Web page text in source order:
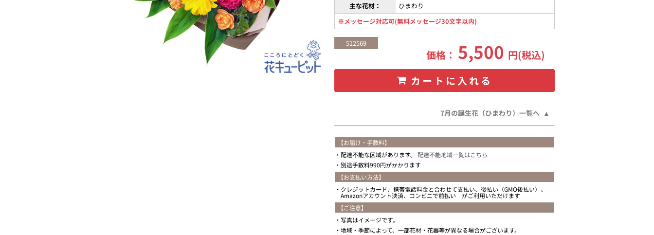
主な花材：
ひまわり
※メッセージ対応可(無料メッセージ30文字以内)
512569
価格： 5,500 円(税込)
カートに入れる
7月の誕生花（ひまわり）一覧へ
【お届け・手数料】
配達不能な区域があります。 配達不能地域一覧はこちら
別途手数料990円がかかります
【お支払い方法】
クレジットカード、携帯電話料金と合わせて支払い、後払い（GMO後払い）、
Amazonアカウント決済、コンビニで前払い がご利用いただけます
【ご注意】
写真はイメージです。
地域・季節によって、一部花材・花器等が異なる場合がございます。